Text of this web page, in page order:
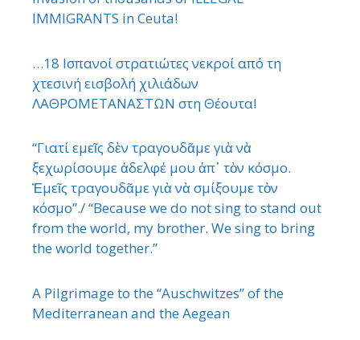
IMMIGRANTS in Ceuta!
…18 Ισπανοί στρατιώτες νεκροί από τη
χτεσινή εισβολή χιλιάδων
ΛΑΘΡΟΜΕΤΑΝΑΣΤΩΝ στη Θέουτα!
“Γιατί εμεῖς δὲν τραγουδᾶμε γιὰ νὰ
ξεχωρίσουμε ἀδελφέ μου ἀπ᾿ τὸν κόσμο.
Ἐμεῖς τραγουδᾶμε γιὰ νὰ σμίξουμε τὸν
κόσμο”./ “Because we do not sing to stand out
from the world, my brother. We sing to bring
the world together.”
A Pilgrimage to the “Auschwitzes” of the
Mediterranean and the Aegean